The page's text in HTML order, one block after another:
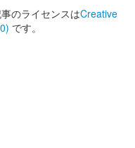
のライセンスはCreative
です。